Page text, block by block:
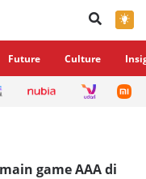
×
Future Culture
game AAA di